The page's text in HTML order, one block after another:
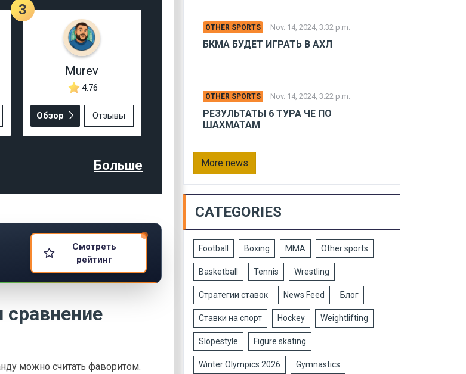
3
Murev
4.76
Обзор Отзывы
Больше
Смотреть
рейтинг
можно считать фаворитом.
OTHER SPORTS Nov. 14, 2024, 3:32 p.m.
БКМА БУДЕТ ИГРАТЬ В АХЛ
OTHER SPORTS Nov. 14, 2024, 3:22 p.m.
РЕЗУЛЬТАТЫ 6 ТУРА ЧЕ ПО
ШАХМАТАМ
More news
CATEGORIES
Football Boxing MMA Other sports
Basketball Tennis Wrestling
Стратегии ставок News Feed Блог
Ставки на спорт Hockey Weightlifting
Slopestyle Figure skating
Winter Olympics 2026 Gymnastics